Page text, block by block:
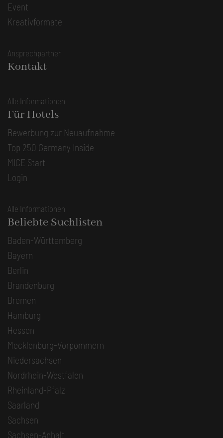
Event
Kreativformate
Ansprechpartner
Kontakt
Alle Informationen
Für Hotels
Bewerbung zur Neuaufnahme
Top 250 Germany Inside
MICE Start
Login
Alle Informationen
Beliebte Suchlisten
Baden-Württemberg
Bayern
Berlin
Brandenburg
Bremen
Hamburg
Hessen
Mecklenburg-Vorpommern
Niedersachsen
Nordrhein-Westfalen
Rheinland-Pfalz
Saarland
Sachsen
Sachsen-Anhalt